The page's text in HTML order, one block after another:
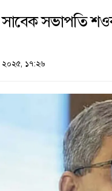
সাবেক সভাপতি
২০২৫, ১৭:২৬